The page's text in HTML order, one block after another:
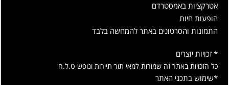
אטרקציות באמסטרדם
הופעות חיות
התמונות והסרטונים באתר להמחשה בלבד
* זכויות יוצרים
כל הזכויות באתר זה שמורות למאי תור תיירות ונופש ט.ל.ח
*שימוש בתכני האתר